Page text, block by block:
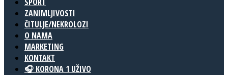
ZANIMLJIVOSTI
ČITULJE/NEKROLOZI
O NAMA
MARKETING
KONTAKT
🎧 KORONA 1 UŽIVO